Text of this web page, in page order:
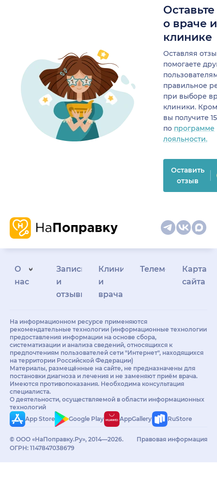
о враче
клинике
Оставляя
помогаете
правильное
при выборе
клиники.
вы получите
по программе
лояльности.
Оставить
отзыв
О
нас
Запись
и
отзывы
Клиникам
и
врачам
Телемедицина
Карта
сайта
На информационном ресурсе применяются
рекомендательные технологии (информационные технологии
предоставления информации на основе сбора,
систематизации и анализа сведений, относящихся к
предпочтениям пользователей сети "Интернет", находящихся
на территории Российской Федерации)
Материалы, размещённые на сайте, не предназначены для
постановки диагноза и лечения и не заменяют приём врача.
Имеются противопоказания. Необходима консультация
специалиста.
О деятельности, осуществляемой в области информационных
технологий
App Store
Google Play AppGallery RuStore
© ООО «НаПоправку.Ру», 2014—2026.
ОГРН: 1147847038679
Правовая информация